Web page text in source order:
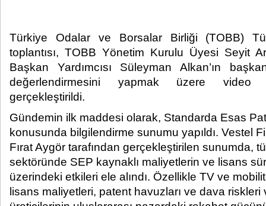
Türkiye Odalar ve Borsalar Birliği (TOBB)
toplantısı, TOBB Yönetim Kurulu Üyesi Seyit
Başkan Yardımcısı Süleyman Alkan’ın
değerlendirmesini yapmak üzere video
gerçekleştirildi.​
Gündemin ilk maddesi olarak, Standarda Esas
konusunda bilgilendirme sunumu yapıldı. Vestel
Fırat Aygör tarafından gerçekleştirilen sunumda,
sektöründe SEP kaynaklı maliyetlerin ve lisans
üzerindeki etkileri ele alındı. Özellikle TV ve
lisans maliyetleri, patent havuzları ve dava